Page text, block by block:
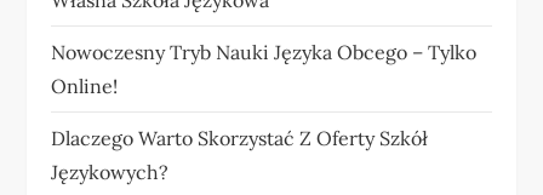
Nowoczesny Tryb Nauki Języka Obcego – Tylko
Online!
Dlaczego Warto Skorzystać Z Oferty Szkół
Językowych?